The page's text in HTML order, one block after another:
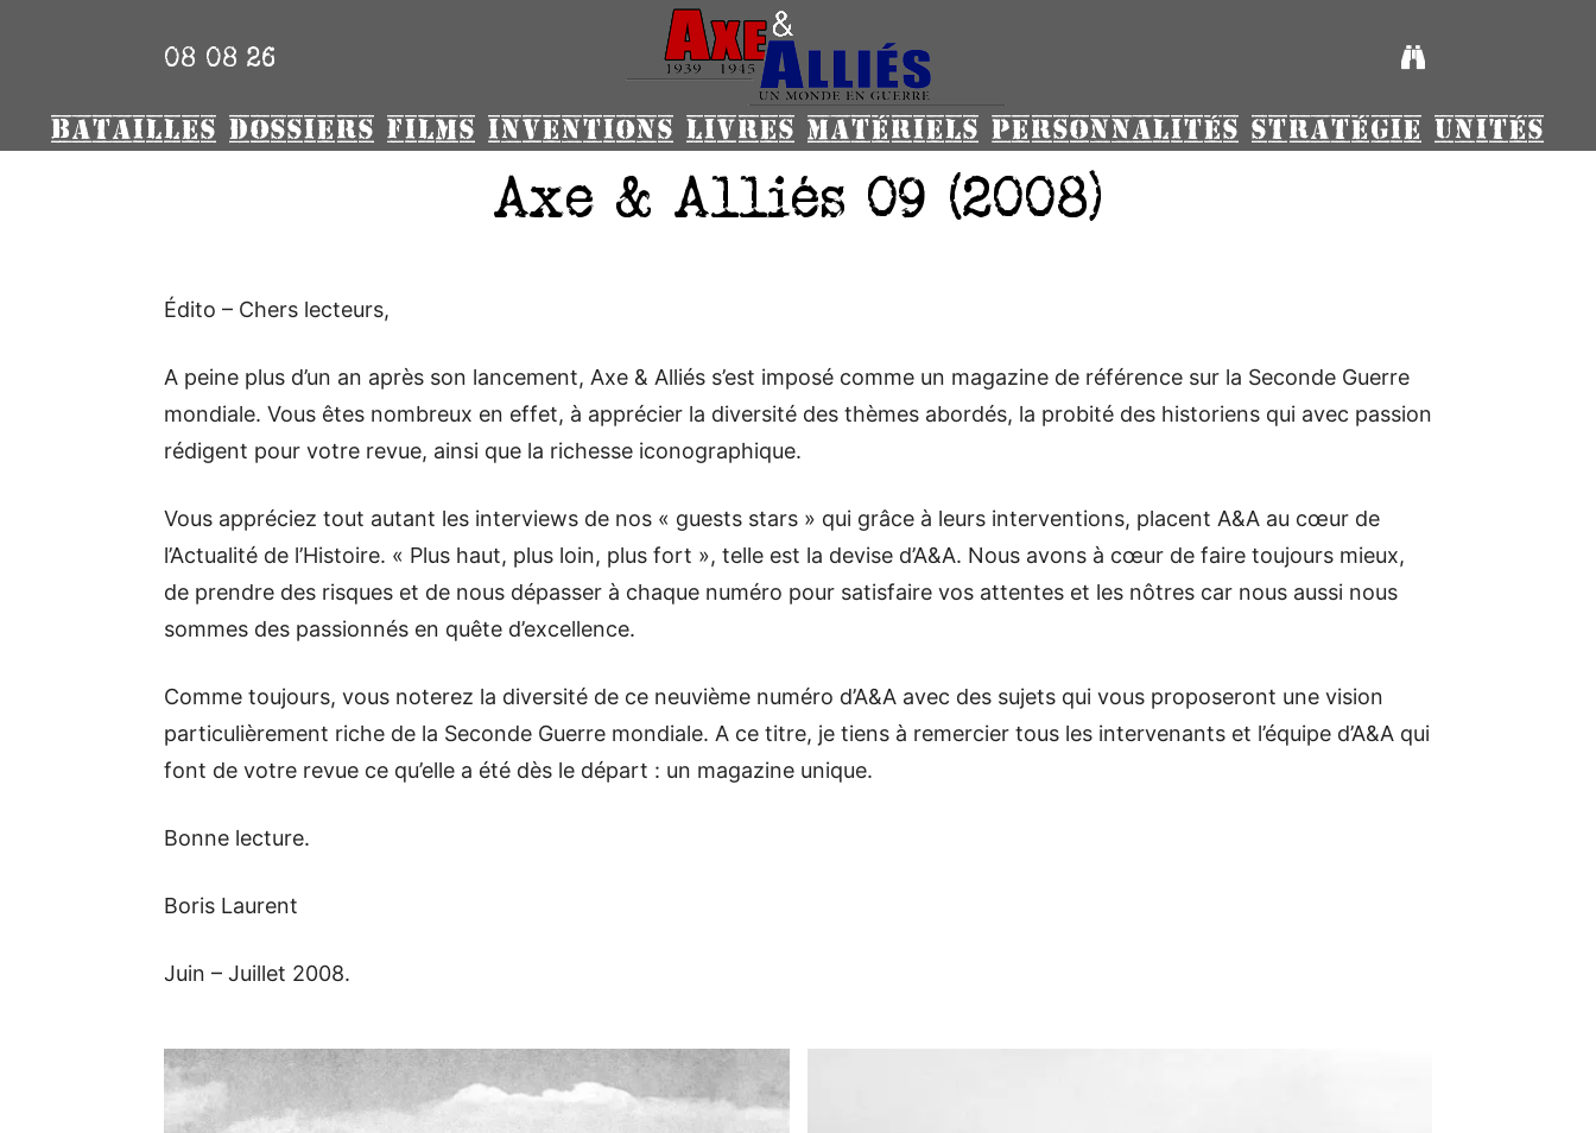
08 08 26
BATAILLES DOSSIERS FILMS INVENTIONS LIVRES MATÉRIELS PERSONNALITÉS STRATÉGIE UNITÉS
Axe & Alliés 09 (2008)
Édito – Chers lecteurs,
A peine plus d’un an après son lancement, Axe & Alliés s’est imposé comme un magazine de référence sur la Seconde Guerre
mondiale. Vous êtes nombreux en effet, à apprécier la diversité des thèmes abordés, la probité des historiens qui avec passion
rédigent pour votre revue, ainsi que la richesse iconographique.
Vous appréciez tout autant les interviews de nos « guests stars » qui grâce à leurs interventions, placent A&A au cœur de
l’Actualité de l’Histoire. « Plus haut, plus loin, plus fort », telle est la devise d’A&A. Nous avons à cœur de faire toujours mieux,
de prendre des risques et de nous dépasser à chaque numéro pour satisfaire vos attentes et les nôtres car nous aussi nous
sommes des passionnés en quête d’excellence.
Comme toujours, vous noterez la diversité de ce neuvième numéro d’A&A avec des sujets qui vous proposeront une vision
particulièrement riche de la Seconde Guerre mondiale. A ce titre, je tiens à remercier tous les intervenants et l’équipe d’A&A qui
font de votre revue ce qu’elle a été dès le départ : un magazine unique.
Bonne lecture.
Boris Laurent
Juin – Juillet 2008.